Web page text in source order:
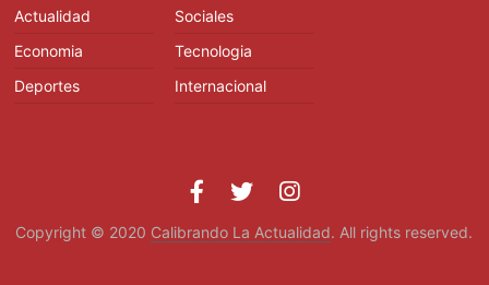
Actualidad
Economia
Deportes
Sociales
Tecnologia
Internacional
Copyright © 2020 Calibrando La Actualidad. All rights reserved.